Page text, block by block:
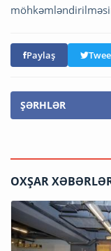
Paylaş
ŞƏRHLƏR
OXŞAR